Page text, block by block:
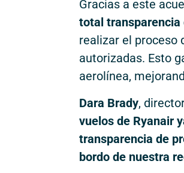
Gracias a este
total transparencia
realizar el proceso
autorizadas. Esto
aerolínea,
Dara Brady,
vuelos de Ryanair
transparencia de
bordo de nuestra